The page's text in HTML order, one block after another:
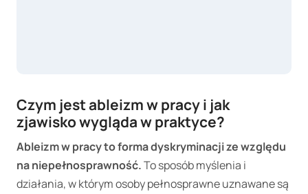
Czym jest ableizm w pracy i jak
zjawisko wygląda w praktyce?
Ableizm w pracy to forma dyskryminacji ze względu
na niepełnosprawność.To sposób myślenia i
działania, w którym osoby pełnosprawne uznawane są